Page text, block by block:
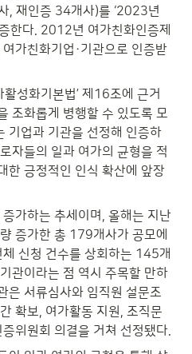
, 재인증 34개사)를 ‘2023년
한다. 2012년 여가친화인증제
가친화기업·기관으로 인증받
성화기본법’ 제16조에 근거
조화롭게 병행할 수 있도록 모
기업과 기관을 선정해 인증하
자들의 일과 여가의 균형을 적
한 긍정적인 인식 확산에 앞장
가하는 추세이며, 올해는 지난
증가한 총 179개사가 공모에
신청 건수를 상회하는 145개
관이라는 점 역시 주목할 만하
은 서류심사와 임직원 설문조
확보, 여가활동 지원, 조직문
위원회 의결을 거쳐 선정됐다.